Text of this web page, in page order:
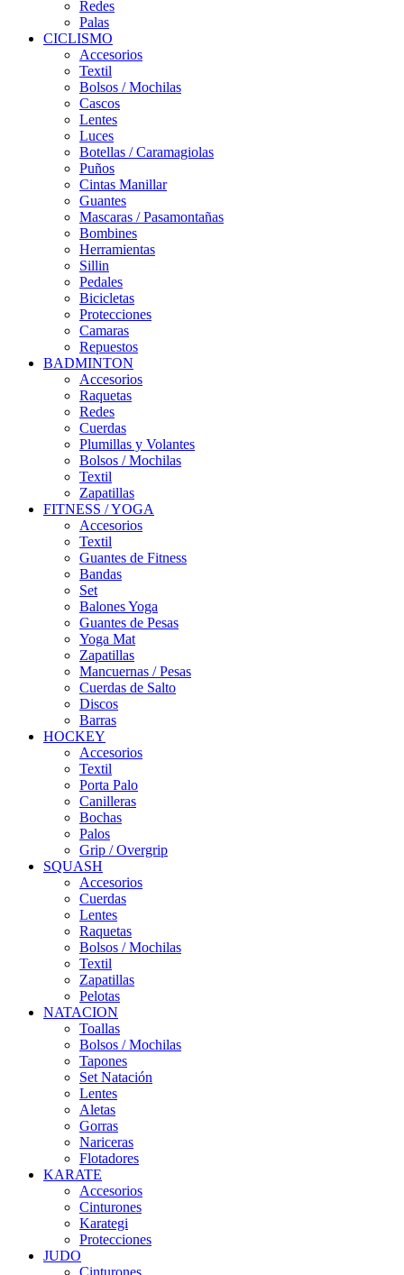
Redes
Palas
CICLISMO
Accesorios
Textil
Bolsos / Mochilas
Cascos
Lentes
Luces
Botellas / Caramagiolas
Puños
Cintas Manillar
Guantes
Mascaras / Pasamontañas
Bombines
Herramientas
Sillin
Pedales
Bicicletas
Protecciones
Camaras
Repuestos
BADMINTON
Accesorios
Raquetas
Redes
Cuerdas
Plumillas y Volantes
Bolsos / Mochilas
Textil
Zapatillas
FITNESS / YOGA
Accesorios
Textil
Guantes de Fitness
Bandas
Set
Balones Yoga
Guantes de Pesas
Yoga Mat
Zapatillas
Mancuernas / Pesas
Cuerdas de Salto
Discos
Barras
HOCKEY
Accesorios
Textil
Porta Palo
Canilleras
Bochas
Palos
Grip / Overgrip
SQUASH
Accesorios
Cuerdas
Lentes
Raquetas
Bolsos / Mochilas
Textil
Zapatillas
Pelotas
NATACION
Toallas
Bolsos / Mochilas
Tapones
Set Natación
Lentes
Aletas
Gorras
Nariceras
Flotadores
KARATE
Accesorios
Cinturones
Karategi
Protecciones
JUDO